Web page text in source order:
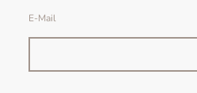
E-Mail